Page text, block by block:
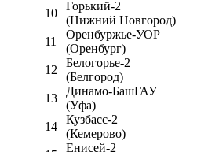
10
Горький-2
(Нижний Новгород)
11
Оренбуржье-УОР
(Оренбург)
12
Белогорье-2
(Белгород)
13
Динамо-БашГАУ
(Уфа)
14
Кузбасс-2
(Кемерово)
Енисей-2